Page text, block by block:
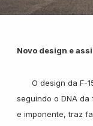
Novo design e
O design da F-
seguindo o DNA da
e imponente, traz